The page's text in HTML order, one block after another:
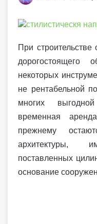
При строительстве
дорогостоящего
некоторых
не рентабельной
многих
временная
прежнему
архитектуры,
поставленных
основание